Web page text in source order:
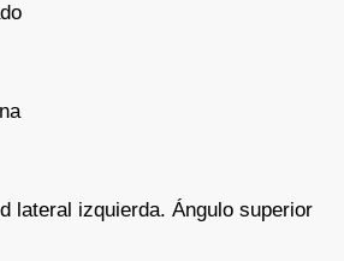
lateral izquierda. Ángulo superior